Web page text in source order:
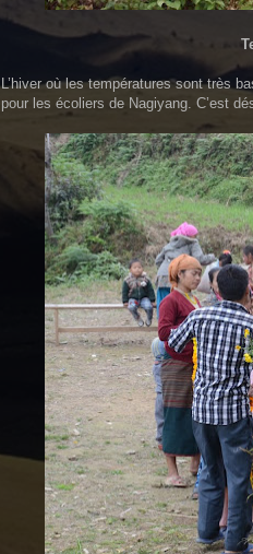
L’hiver où les températures sont très
pour les écoliers de Nagiyang. C’est